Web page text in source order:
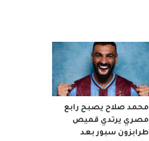
محمد صلاح يصبح رابع
مصري يرتدي قميص
طرابزون سبور بعد